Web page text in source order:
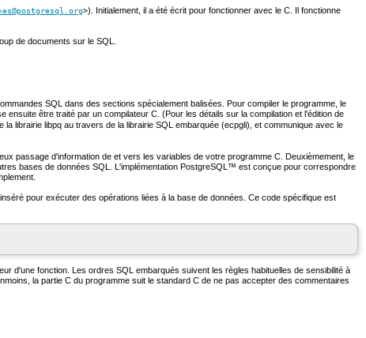
>). Initialement, il a été écrit pour fonctionner avec le C . Il fonctionne
de documents sur le SQL.
SQL dans des sections spécialement balisées. Pour compiler le programme, le
ensuite être traité par un compilateur C. (Pour les détails sur la compilation et l'édition de
librairie libpq au travers de la librairie SQL embarquée (ecpgli), et communique avec le
passage d'information de et vers les variables de votre programme C . Deuxièmement, le
bases de données SQL . L'implémentation PostgreSQL ™ est conçue pour correspondre
pour exécuter des opérations liées à la base de données. Ce code spécifique est
d'une fonction. Les ordres SQL
embarqués suivent les règles habituelles de sensibilité à
la partie C du programme suit le standard C de ne pas accepter des commentaires